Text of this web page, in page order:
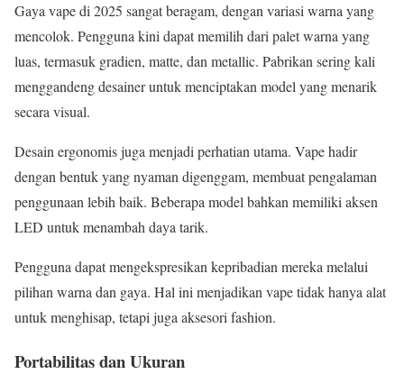
Gaya vape di 2025 sangat beragam, dengan variasi warna yang
mencolok. Pengguna kini dapat memilih dari palet warna yang
luas, termasuk gradien, matte, dan metallic. Pabrikan sering kali
menggandeng desainer untuk menciptakan model yang menarik
secara visual.
Desain ergonomis juga menjadi perhatian utama. Vape hadir
dengan bentuk yang nyaman digenggam, membuat pengalaman
penggunaan lebih baik. Beberapa model bahkan memiliki aksen
LED untuk menambah daya tarik.
Pengguna dapat mengekspresikan kepribadian mereka melalui
pilihan warna dan gaya. Hal ini menjadikan vape tidak hanya alat
untuk menghisap, tetapi juga aksesori fashion.
Portabilitas dan Ukuran